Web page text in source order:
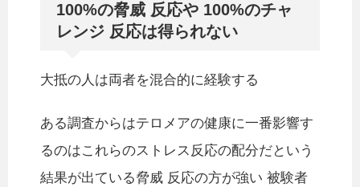
100%の脅威 反応や 100%のチャ
レンジ 反応は得られない
大抵の人は両者を混合的に経験する
ある調査からはテロメアの健康に一番影響す
るのはこれらのストレス反応の配分だという
結果が出ている脅威 反応の方が強い 被験者